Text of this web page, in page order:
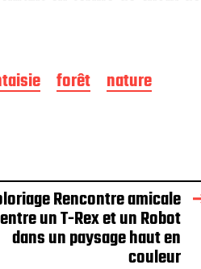
forêt
nature
Rencontre amicale
entre un T-Rex et un Robot
dans un paysage haut en
couleur